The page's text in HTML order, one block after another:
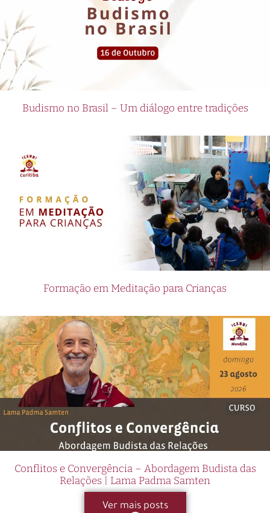
Budismo no Brasil – Um diálogo entre tradições
Formação em Meditação para Crianças
Conflitos e Convergência – Abordagem Budista das
Relações | Lama Padma Samten
Ver mais posts